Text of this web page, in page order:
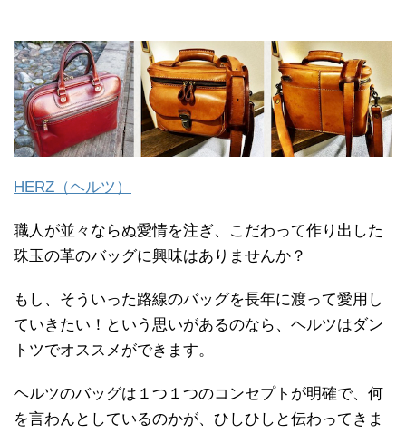
HERZ（ヘルツ）
職人が並々ならぬ愛情を注ぎ、こだわって作り出した
珠玉の革のバッグに興味はありませんか？
もし、そういった路線のバッグを長年に渡って愛用し
ていきたい！という思いがあるのなら、ヘルツはダン
トツでオススメができます。
ヘルツのバッグは１つ１つのコンセプトが明確で、何
を言わんとしているのかが、ひしひしと伝わってきま